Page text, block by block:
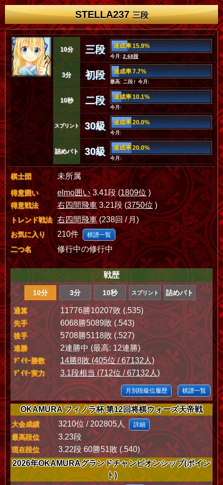
STELLA237三段
10分 三段 達成率 15.9%
今月:2.68段
3分 初段 達成率 7.7%
最高: 二段 / 今月:
10秒 二段 達成率 10.1%
今月:
スプリント 30級 達成率 20.0%
今月:
詰めバト 30級 達成率 20.0%
今月:
棋士団 未所属
得意囲い elmo囲い3.41段 (1809位)
得意戦法 右四間飛車3.21段 (3750位)
トレンド戦法 右四間飛車(238回 / 月)
お気に入り 210件 棋譜一覧
二つ名 修行中の修行中
戦歴
10分 3分 10秒 スプリント 詰めバト
通算 11776勝10207敗 (.535)
先手 6068勝5089敗 (.543)
後手 5708勝5118敗 (.527)
連勝 2連勝中 (最高: 12連勝)
ﾃﾞｲﾘｰ勝数 14勝8敗 (405位 / 67132人)
ﾃﾞｲﾘｰ実力 3.1段相当 (712位 / 67132人)
月別段級位履歴 棋譜一覧
OKAMURA フィノラ杯 第12回将棋ウォーズ天帝戦
大会成績 3210位 / 202805人 詳細
最高段位 3.23段
現在段位
3.22段 60勝51敗 (.540)
2026年OKAMURAグランドチャンピオンシップ(ポイン
ト)